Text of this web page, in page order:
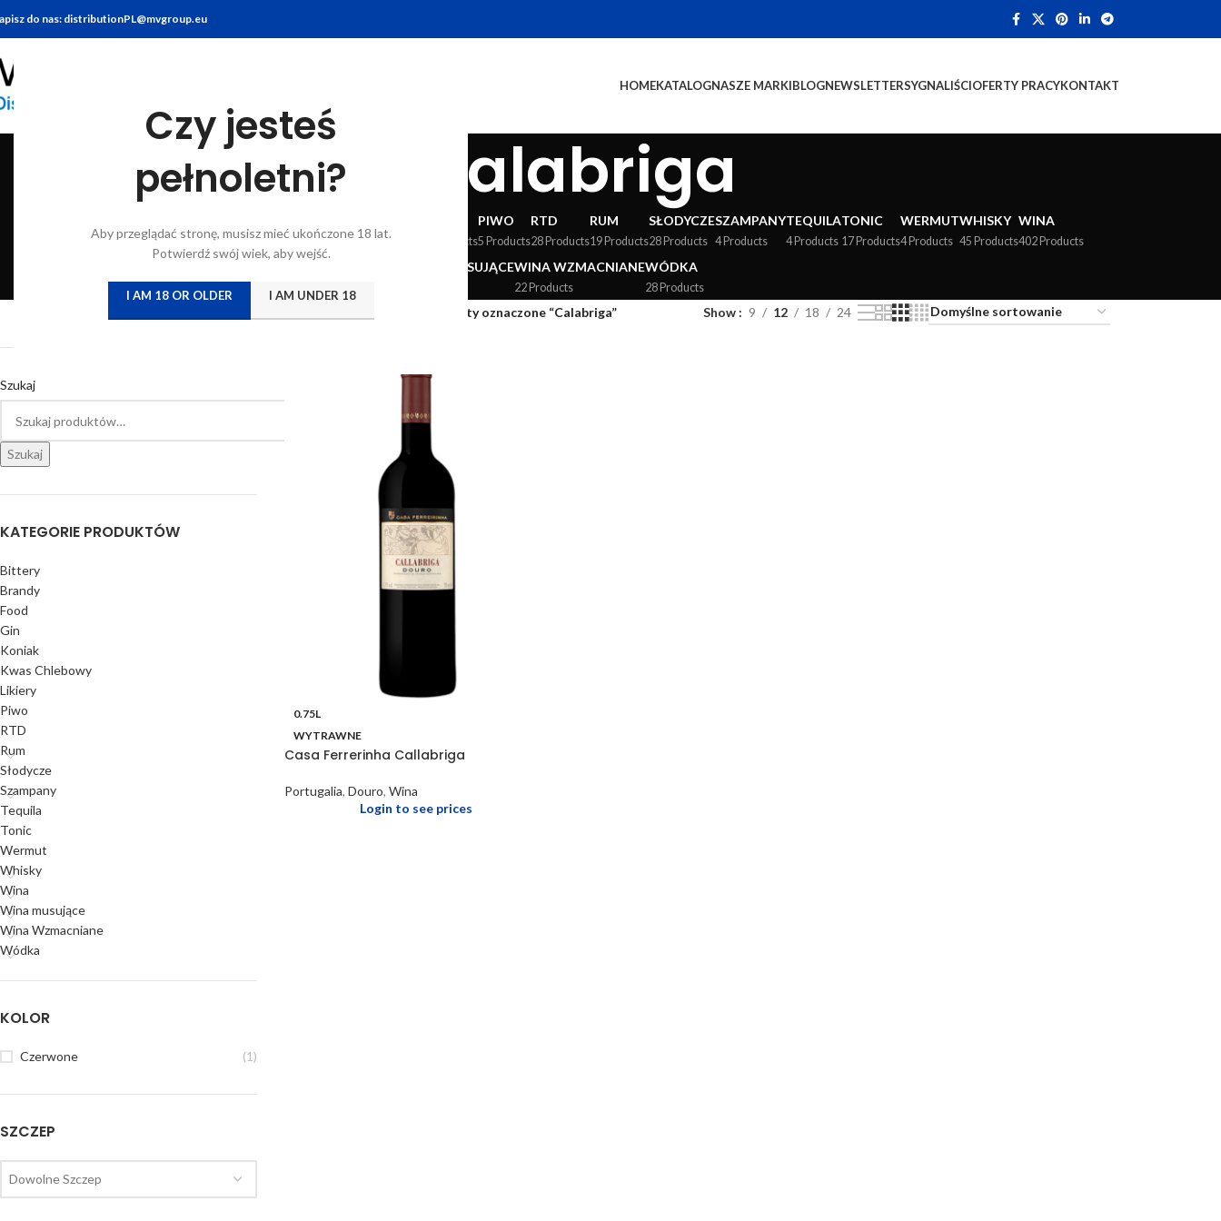
Czy jesteś
pełnoletni?
Aby przeglądać stronę, musisz mieć ukończone 18 lat.
Potwierdź swój wiek, aby wejść.
I AM 18 OR OLDER I AM UNDER 18
do nas: distributionPL@mvgroup.eu
HOMEKATALOGNASZE MARKIBLOGNEWSLETTERSYGNALIŚCIOFERTY PRACYKONTAKT
Calabriga
7 Products10 Products22 Products7 Products5 Products 24 Products
PIWO
5 Products
RTD
28 Products
RUM
19 Products
SŁODYCZE
28 Products
SZAMPANY
4 Products
TEQUILA
4 Products
TONIC
17 Products
WERMUT
4 Products
WHISKY
45 Products
WINA
402 Products
WINA MUSUJĄCEWINA WZMACNIANE
22 Products
WÓDKA
28 Products
Szukaj
Szukaj
KATEGORIE PRODUKTÓW
Bittery
Brandy
Food
Gin
Koniak
Kwas Chlebowy
Likiery
Piwo
RTD
Rum
Słodycze
Szampany
Tequila
Tonic
Wermut
Whisky
Wina
Wina musujące
Wina Wzmacniane
Wódka
KOLOR
Czerwone (1)
SZCZEP
Dowolne Szczep
Produkty oznaczone “Calabriga” Show 9 12 18 24
0.75L
WYTRAWNE
Casa Ferrerinha Callabriga
Portugalia, Douro, Wina
Login to see prices